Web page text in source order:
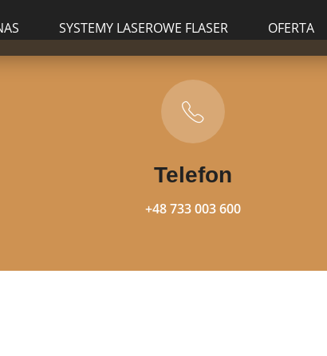
SYSTEMY LASEROWE FLASER OFERTA
Telefon
+48 733 003 600